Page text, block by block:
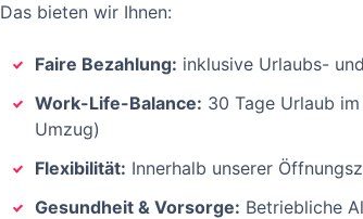
Das bieten wir Ihnen:
Faire Bezahlung: inklusive Urlaubs-
Work-Life-Balance: 30 Tage Urlaub
Umzug)
Flexibilität: Innerhalb unserer
Gesundheit & Vorsorge: Betriebliche